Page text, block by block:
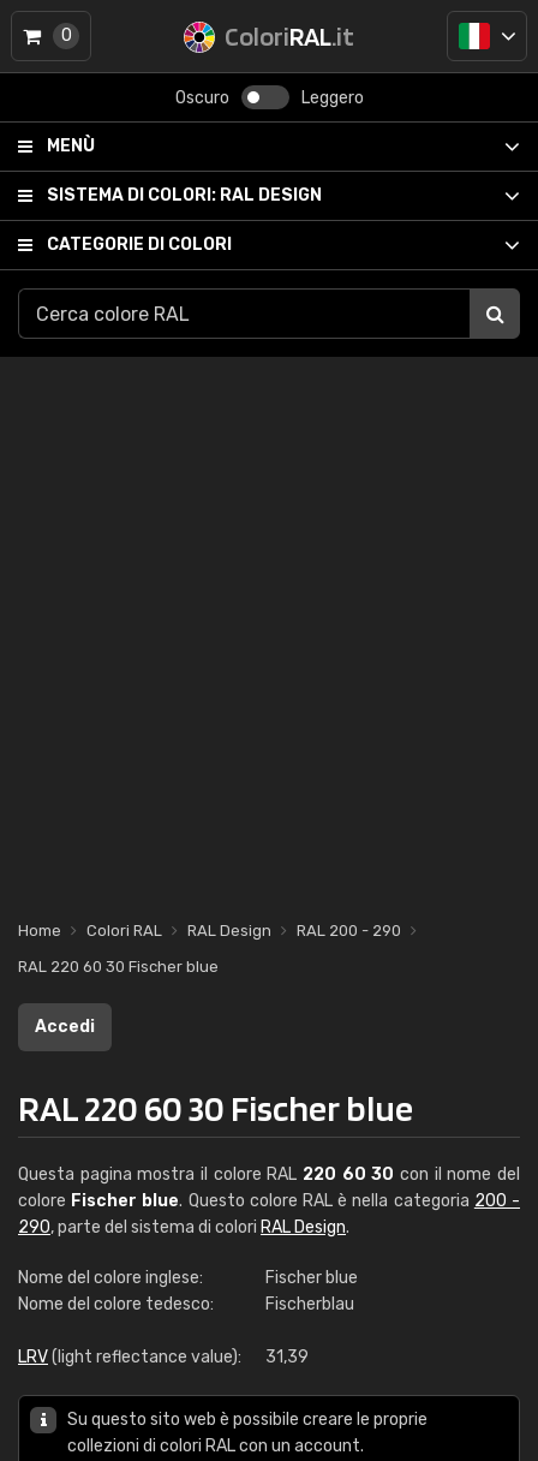
ColoriRAL.it
Oscuro Leggero
MENÙ
SISTEMA DI COLORI: RAL DESIGN
CATEGORIE DI COLORI
0
Home Colori RAL RAL Design
RAL 200 - 290
RAL 220 60 30 Fischer blue
Accedi
RAL 220 60 30 Fischer blue
Questa pagina mostra il colore RAL 220 60 30 con il nome del
colore Fischer blue. Questo colore RAL è nella categoria 200 -
290, parte del sistema di colori RAL Design.
Nome del colore inglese:
Fischer blue
Nome del colore tedesco:
Fischerblau
LRV(light reflectance value): 31,39
Su questo sito web è possibile creare le proprie
collezioni di colori RAL con un account.